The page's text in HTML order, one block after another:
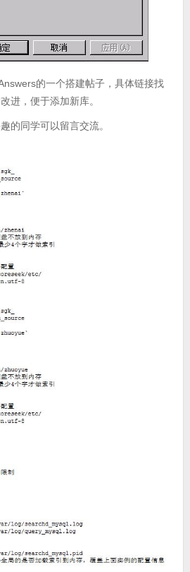
的一个搭建帖子，具体链接找
进，便于添加新库。
的同学可以留言交流。